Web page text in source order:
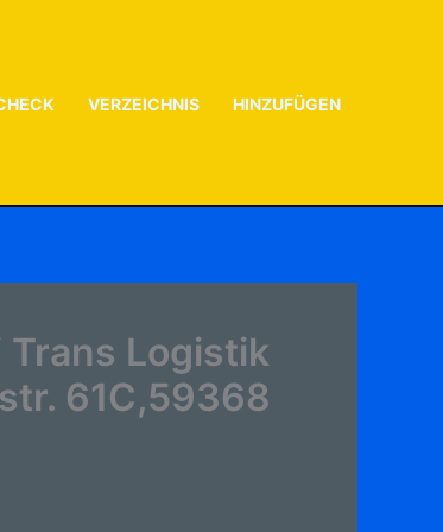
VERZEICHNIS HINZUFÜGEN
Logistik
61C,59368